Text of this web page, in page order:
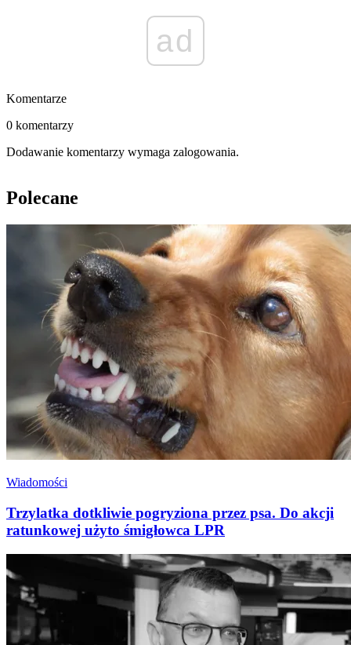
ad
Komentarze
0 komentarzy
Dodawanie komentarzy wymaga zalogowania.
Polecane
Wiadomości
Trzylatka dotkliwie pogryziona przez psa. Do akcji
ratunkowej użyto śmigłowca LPR